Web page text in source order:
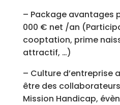
– Package avantages
000 € net /an
cooptation, prime
attractif, …)
– Culture d’entreprise
être des
Mission Handicap,